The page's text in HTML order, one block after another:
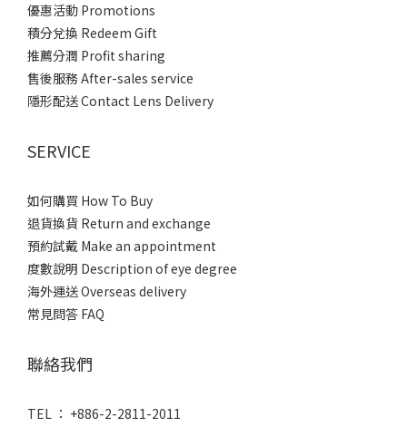
優惠活動 Promotions
積分兌換 Redeem Gift
推薦分潤 Profit sharing
售後服務 After-sales service
隱形配送 Contact Lens Delivery
SERVICE
如何購買 How To Buy
退貨換貨 Return and exchange
預約試戴 Make an appointment
度數說明 Description of eye degree
海外運送 Overseas delivery
常見問答 FAQ
聯絡我們
TEL ： +886-2-2811-2011